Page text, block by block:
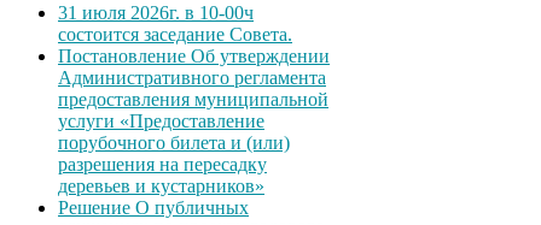
31 июля 2026г. в 10-00ч
состоится заседание Совета.
Постановление Об утверждении
Административного регламента
предоставления муниципальной
услуги «Предоставление
порубочного билета и (или)
разрешения на пересадку
деревьев и кустарников»
Решение О публичных